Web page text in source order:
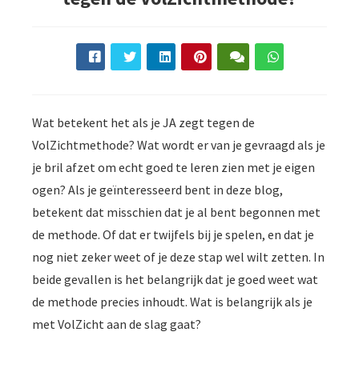
Wat betekent het als je JA zegt tegen de
VolZichtmethode? Wat wordt er van je gevraagd als je
je bril afzet om echt goed te leren zien met je eigen
ogen? Als je geïnteresseerd bent in deze blog,
betekent dat misschien dat je al bent begonnen met
de methode. Of dat er twijfels bij je spelen, en dat je
nog niet zeker weet of je deze stap wel wilt zetten. In
beide gevallen is het belangrijk dat je goed weet wat
de methode precies inhoudt. Wat is belangrijk als je
met VolZicht aan de slag gaat?